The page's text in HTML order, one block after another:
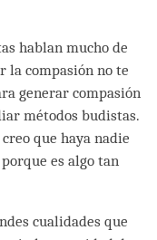
hablan mucho de
la compasión no te
generar compasión
métodos budistas.
que haya nadie
es algo tan
cualidades que